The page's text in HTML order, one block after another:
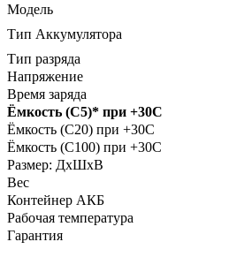
Модель
Тип Аккумулятора
Тип разряда
Напряжение
Время заряда
Ёмкость (С5)* при +30С
Ёмкость (С20) при +30С
Ёмкость (С100) при +30С
Размер: ДхШхВ
Вес
Контейнер АКБ
Рабочая температура
Гарантия